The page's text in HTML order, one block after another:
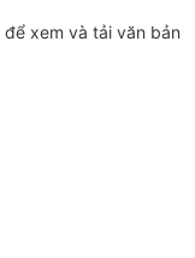
để xem và tải văn bản